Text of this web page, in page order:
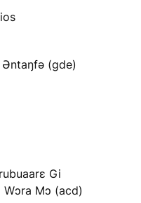
Əntaŋfə (gde)
Gi
Mɔ (acd)